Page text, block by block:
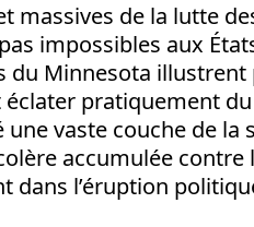
massives de la lutte
impossibles aux
du Minnesota
pratiquement
vaste couche de la
accumulée contre
l’éruption